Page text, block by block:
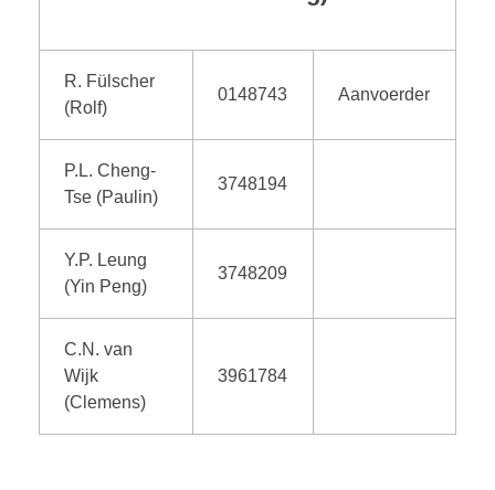
R. Fülscher
(Rolf)
0148743 Aanvoerder
P.L. Cheng-
Tse (Paulin)
3748194
Y.P. Leung
(Yin Peng)
3748209
C.N. van
Wijk
(Clemens)
3961784